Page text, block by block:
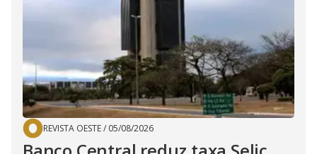
REVISTA OESTE/ 05/08/2026